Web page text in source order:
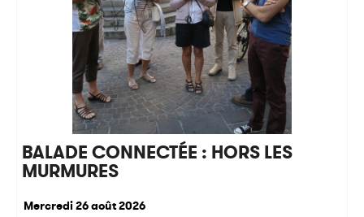
BALADE CONNECTÉE : HORS LES
MURMURES
Mercredi 26 août 2026